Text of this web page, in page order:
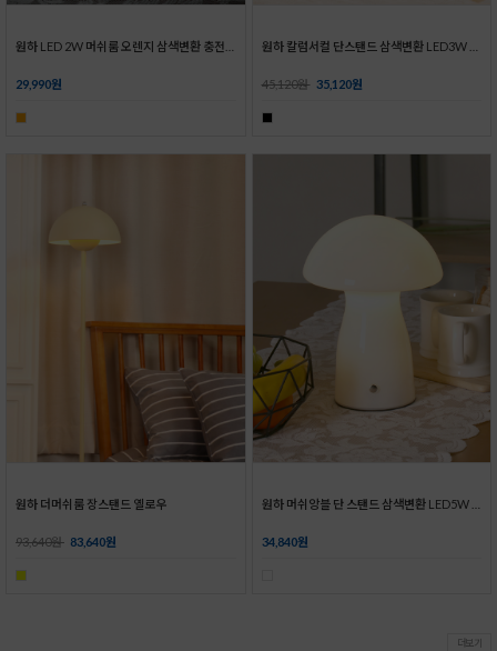
파30 레일2m4등 세트_2colors
82,375원
원통 레일2m4등 세트_2colors
82,375원 65,900원
자유봉 레일2m4등 세트_2colors
59,875원 47,900원
LED 티라인 레일조명 5W 삼성칩_3colors
17,375원
더보기